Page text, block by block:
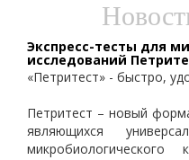
Экспресс-тесты для
исследований
«Петритест» - быстро,
Петритест – новый
являющихся